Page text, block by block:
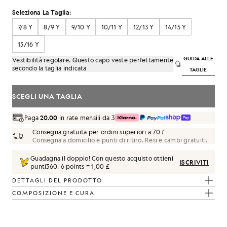
integrale, colore nero corvino
Seleziona La Taglia:
7/8 Y
8/9 Y 9/10 Y 10/11 Y 12/13 Y 14/15 Y
15/16 Y
Vestibilità regolare. Questo capo veste perfettamente
secondo la taglia indicata
GUIDA ALLE
TAGLIE
SCEGLI UNA TAGLIA
Paga20.00 in rate mensili da 3
Consegna gratuita per ordini superiori a 70 £
Consegna a domicilio e punti di ritiro. Resi e cambi gratuiti.
Guadagna il doppio! Con questo acquisto ottieni
punti360. 6 points = 1,00 £ ISCRIVITI
DETTAGLI DEL PRODOTTO
COMPOSIZIONE E CURA